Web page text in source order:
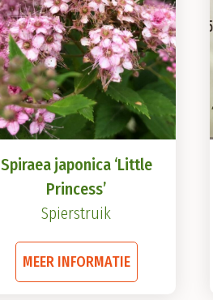
Spiraea japonica ‘Little
Princess’
Spierstruik
MEER INFORMATIE
product